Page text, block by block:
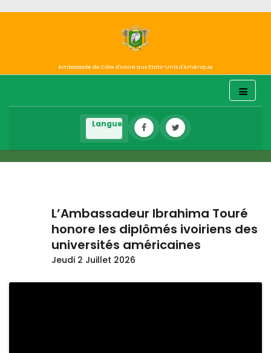
Ambassade de Côte d'Ivoire aux Etats-Unis d'Amérique
L’Ambassadeur Ibrahima Touré
honore les diplômés ivoiriens des
universités américaines
Jeudi 2 Juillet 2026